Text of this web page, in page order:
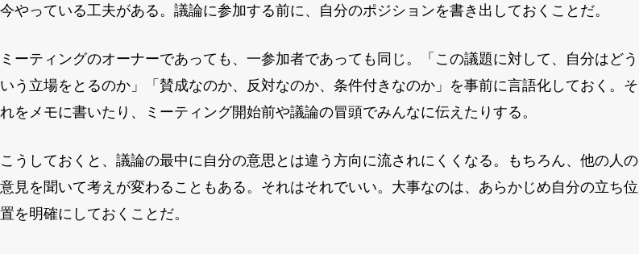
今やっている工夫がある。議論に参加する前に、自分のポジションを書き出しておくことだ。
ミーティングのオーナーであっても、一参加者であっても同じ。「この議題に対して、自分はどう
いう立場をとるのか」「賛成なのか、反対なのか、条件付きなのか」を事前に言語化しておく。そ
れをメモに書いたり、ミーティング開始前や議論の冒頭でみんなに伝えたりする。
こうしておくと、議論の最中に自分の意思とは違う方向に流されにくくなる。もちろん、他の人の
意見を聞いて考えが変わることもある。それはそれでいい。大事なのは、あらかじめ自分の立ち位
置を明確にしておくことだ。